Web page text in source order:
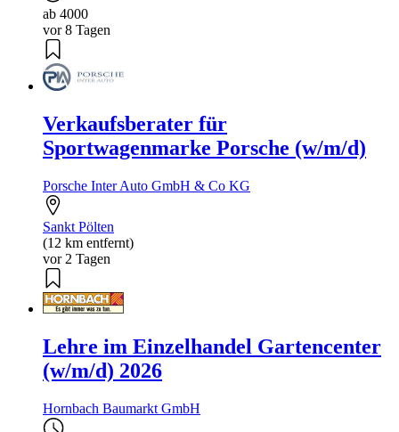
ab 4000
vor 8 Tagen
Verkaufsberater für
Sportwagenmarke Porsche (w/m/d)
Porsche Inter Auto GmbH & Co KG
Sankt Pölten
(12 km entfernt)
vor 2 Tagen
Lehre im Einzelhandel Gartencenter
(w/m/d) 2026
Hornbach Baumarkt GmbH